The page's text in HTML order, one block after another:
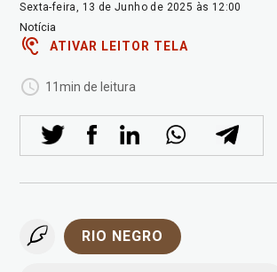
Sexta-feira, 13 de Junho de 2025 às 12:00
Notícia
ATIVAR LEITOR TELA
11min de leitura
RIO NEGRO